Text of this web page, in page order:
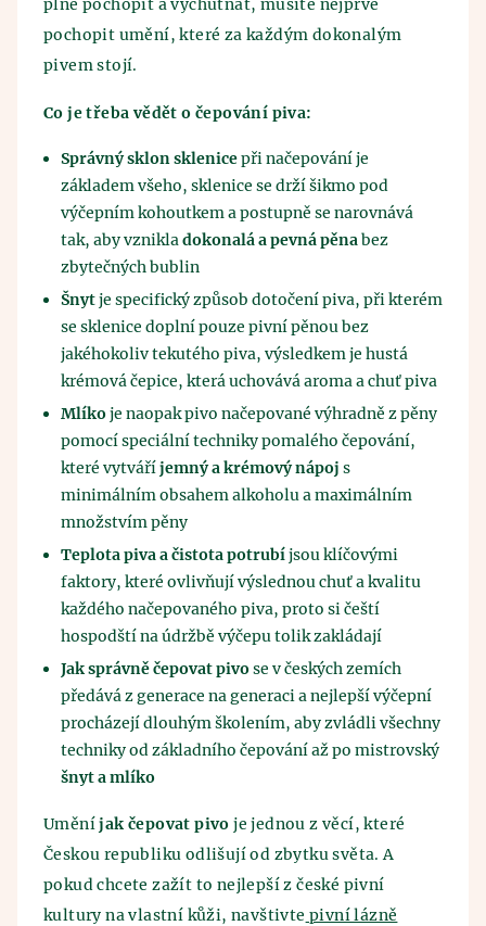
plně pochopit a vychutnat, musíte nejprve
pochopit umění, které za každým dokonalým
pivem stojí.
Co je třeba vědět o čepování piva:
Správný sklon sklenicepři načepování je
základem všeho, sklenice se drží šikmo pod
výčepním kohoutkem a postupně se narovnává
tak, aby vznikladokonalá a pevná pěnabez
zbytečných bublin
Šnytje specifický způsob dotočení piva, při kterém
se sklenice doplní pouze pivní pěnou bez
jakéhokoliv tekutého piva, výsledkem je hustá
krémová čepice, která uchovává aroma a chuť piva
Mlíkoje naopak pivo načepované výhradně z pěny
pomocí speciální techniky pomalého čepování,
které vytváříjemný a krémový nápoj s
minimálním obsahem alkoholu a maximálním
množstvím pěny
Teplota piva a čistota potrubíjsou klíčovými
faktory, které ovlivňují výslednou chuť a kvalitu
každého načepovaného piva, proto si čeští
hospodští na údržbě výčepu tolik zakládají
Jak správně čepovat pivose v českých zemích
předává z generace na generaci a nejlepší výčepní
procházejí dlouhým školením, aby zvládli všechny
techniky od základního čepování až po mistrovský
šnyt a mlíko
Uměníjak čepovat pivoje jednou z věcí, které
Českou republiku odlišují od zbytku světa. A
pokud chcete zažít to nejlepší z české pivní
kultury na vlastní kůži, navštivte pivní lázně